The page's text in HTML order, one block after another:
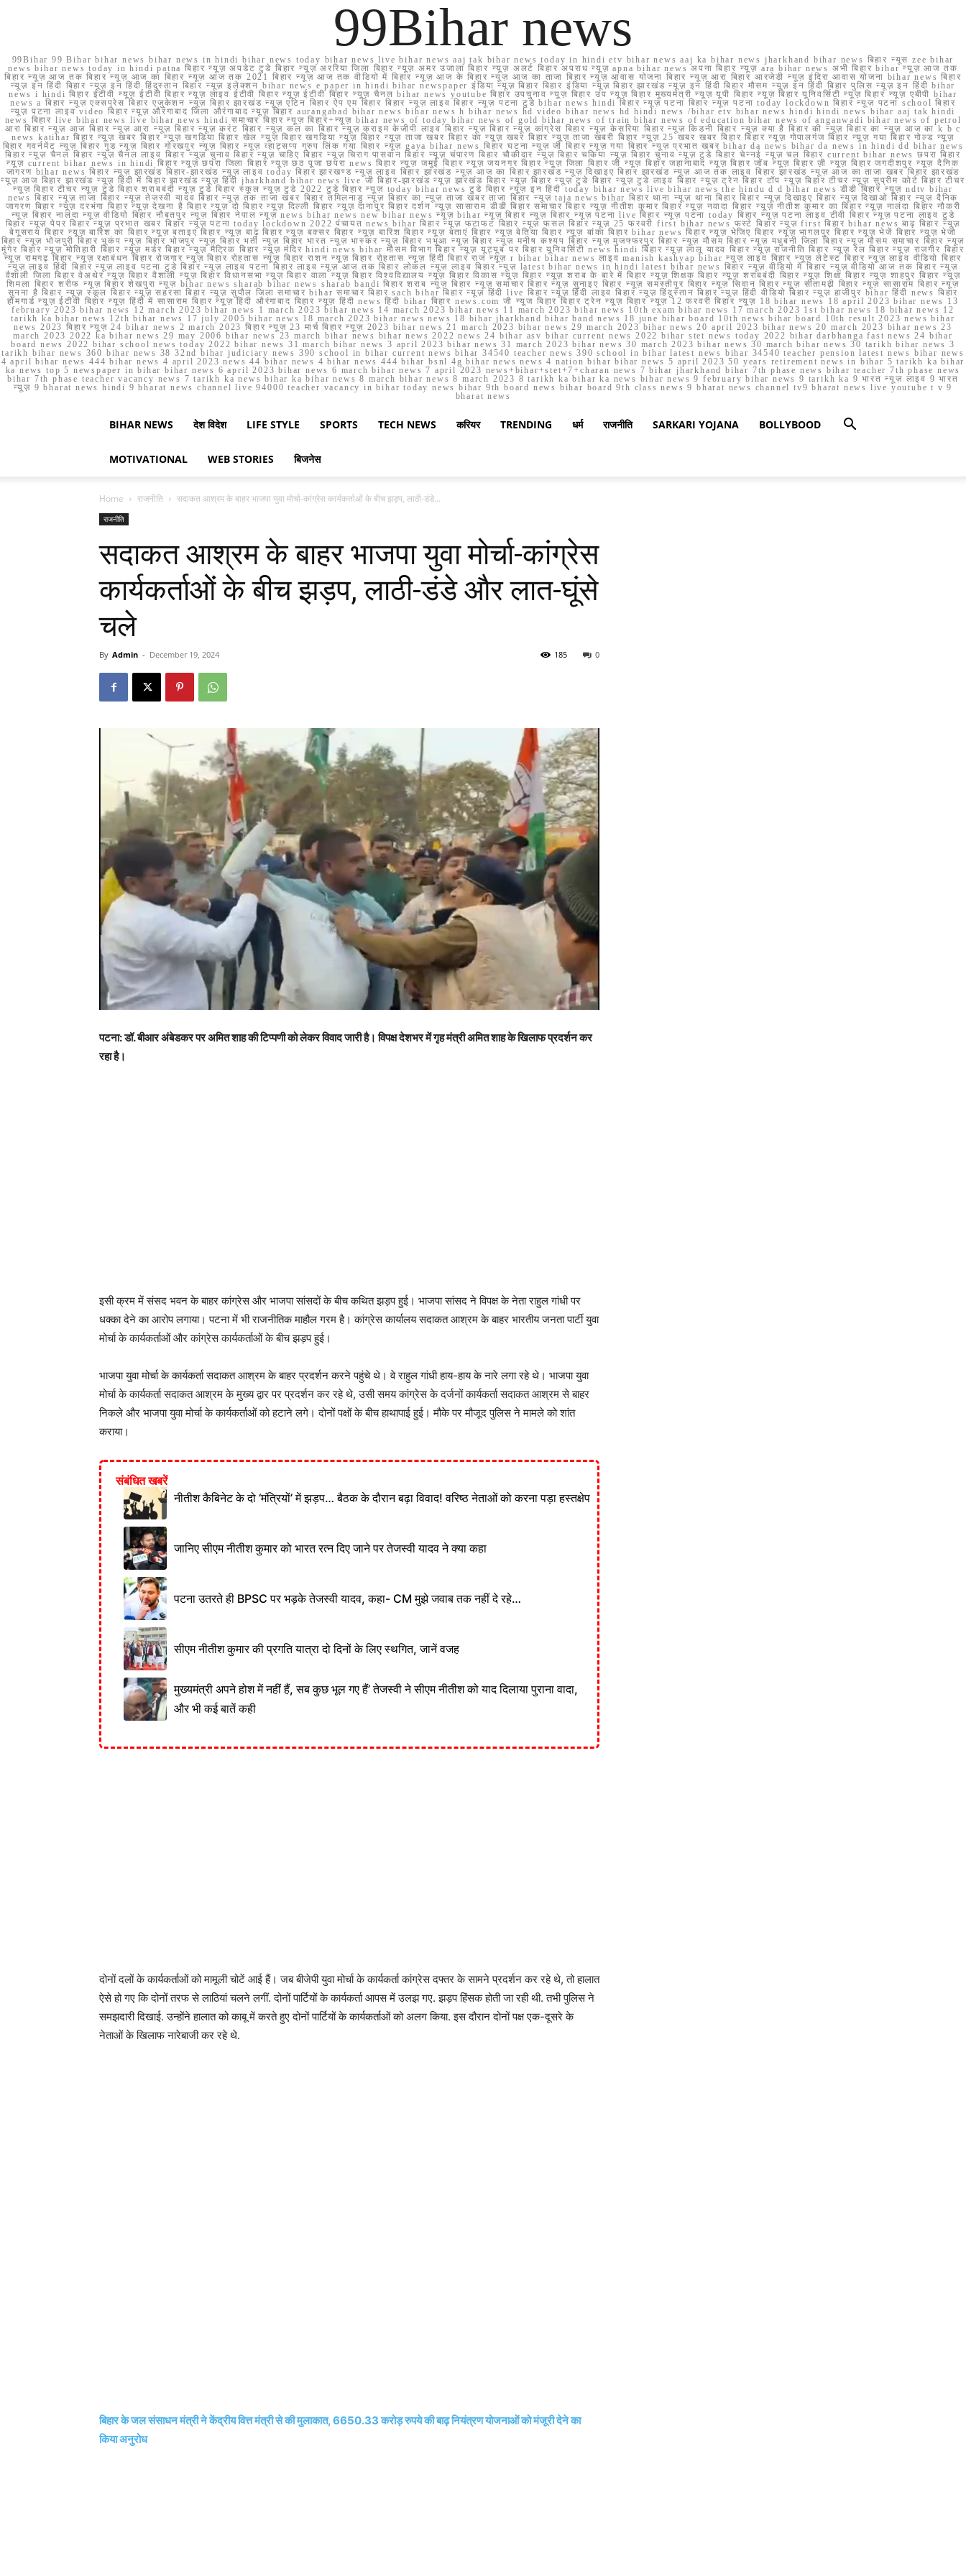
99Bihar news
99Bihar 99 Bihar bihar news bihar news in hindi bihar news today bihar news live bihar news aaj tak bihar news today in hindi etv bihar news aaj ka bihar news jharkhand bihar news बिहार न्यूस zee bihar
news bihar news today in hindi patna बिहार न्यूज़ अपडेट टुडे बिहार न्यूज़ अररिया जिला बिहार न्यूज़ अमर उजाला बिहार न्यूज़ अलर्ट बिहार अपराध न्यूज़ apna bihar news अपना बिहार न्यूज़ ara bihar news अभी बिहार bihar न्यूज़ आज तक
बिहार न्यूज़ आज तक बिहार न्यूज़ आज का बिहार न्यूज़ आज तक 2021 बिहार न्यूज़ आज तक वीडियो में बिहार न्यूज़ आज के बिहार न्यूज़ आज का ताजा बिहार न्यूज़ आवास योजना बिहार न्यूज़ आरा बिहार आरजेडी न्यूज़ इंदिरा आवास योजना bihar news बिहार
न्यूज़ इन हिंदी बिहार न्यूज़ इन हिंदी हिंदुस्तान बिहार न्यूज़ इलेक्शन bihar news e paper in hindi bihar newspaper इंडिया न्यूज़ बिहार बिहार इंडिया न्यूज़ बिहार झारखंड न्यूज़ इन हिंदी बिहार मौसम न्यूज़ इन हिंदी बिहार पुलिस न्यूज़ इन हिंदी bihar
news i hindi बिहार ईटीवी न्यूज़ ईटीवी बिहार न्यूज़ लाइव ईटीवी बिहार न्यूज़ ईटीवी बिहार न्यूज़ चैनल bihar news youtube बिहार उपचुनाव न्यूज़ बिहार उप न्यूज़ बिहार मुख्यमंत्री न्यूज़ यूपी बिहार न्यूज़ बिहार यूनिवर्सिटी न्यूज़ बिहार न्यूज़ एबीपी bihar
news a बिहार न्यूज़ एक्सप्रेस बिहार एजुकेशन न्यूज़ बिहार झारखंड न्यूज़ एटिन बिहार ऐप एम बिहार बिहार न्यूज़ लाइव बिहार न्यूज़ पटना टुडे bihar news hindi बिहार न्यूज़ पटना बिहार न्यूज़ पटना today lockdown बिहार न्यूज़ पटना school बिहार
न्यूज़ पटना लाइव video बिहार न्यूज़ औरंगाबाद जिला औरंगाबाद न्यूज़ बिहार aurangabad bihar news bihar news h bihar news hd video bihar news hd hindi news /bihar etv bihar news hindi hindi news bihar aaj tak hindi
news बिहार live bihar news live bihar news hindi समाचार बिहार न्यूज़ बिहार+न्यूज़ bihar news of today bihar news of gold bihar news of train bihar news of education bihar news of anganwadi bihar news of petrol
आरा बिहार न्यूज़ आज बिहार न्यूज़ आरा न्यूज़ बिहार न्यूज़ करंट बिहार न्यूज़ कल का बिहार न्यूज़ क्राइम केजीपी लाइव बिहार न्यूज़ बिहार न्यूज़ कांग्रेस बिहार न्यूज़ केसरिया बिहार न्यूज़ किडनी बिहार न्यूज़ क्या है बिहार की न्यूज़ बिहार का न्यूज़ आज का k b c
news katihar बिहार न्यूज़ खबर बिहार न्यूज़ खगड़िया बिहार खेल न्यूज़ बिहार खगड़िया न्यूज़ बिहार न्यूज़ ताजा खबर बिहार का न्यूज़ खबर बिहार न्यूज़ ताजा खबरी बिहार न्यूज़ 25 खबर खबर बिहार बिहार न्यूज़ गोपालगंज बिहार न्यूज़ गया बिहार गोल्ड न्यूज़
बिहार गवर्नमेंट न्यूज़ बिहार गुड न्यूज़ बिहार गोरखपुर न्यूज़ बिहार न्यूज़ व्हाट्सप्प ग्रुप लिंक गया बिहार न्यूज़ gaya bihar news बिहार घटना न्यूज़ जी बिहार न्यूज़ गया बिहार न्यूज़ प्रभात खबर bihar da news bihar da news in hindi dd bihar news
बिहार न्यूज़ चैनल बिहार न्यूज़ चैनल लाइव बिहार न्यूज़ चुनाव बिहार न्यूज़ चाहिए बिहार न्यूज़ चिराग पासवान बिहार न्यूज़ चंपारण बिहार चौकीदार न्यूज़ बिहार चकिया न्यूज़ बिहार चुनाव न्यूज़ टुडे बिहार चेन्नई न्यूज़ चल बिहार current bihar news छपरा बिहार
न्यूज़ current bihar news in hindi बिहार न्यूज़ छपरा जिला बिहार न्यूज़ छठ पूजा छपरा news बिहार न्यूज़ जमुई बिहार न्यूज़ जयनगर बिहार न्यूज़ जिला बिहार जी न्यूज़ बिहार जहानाबाद न्यूज़ बिहार जॉब न्यूज़ बिहार ज़ी न्यूज़ बिहार जगदीशपुर न्यूज़ दैनिक
जागरण bihar news बिहार न्यूज़ झारखंड बिहार-झारखंड न्यूज़ लाइव today बिहार झारखण्ड न्यूज़ लाइव बिहार झारखंड न्यूज़ आज का बिहार झारखंड न्यूज़ दिखाइए बिहार झारखंड न्यूज़ आज तक लाइव बिहार झारखंड न्यूज़ आज का ताजा खबर बिहार झारखंड
न्यूज़ आज बिहार झारखंड न्यूज़ हिंदी में बिहार झारखंड न्यूज़ हिंदी jharkhand bihar news live जी बिहार-झारखंड न्यूज़ झारखंड बिहार न्यूज़ बिहार न्यूज़ टुडे बिहार न्यूज़ टुडे लाइव बिहार न्यूज़ ट्रेन बिहार टॉप न्यूज़ बिहार टीचर न्यूज़ सुप्रीम कोर्ट बिहार टीचर
न्यूज़ बिहार टीचर न्यूज़ टुडे बिहार शराबबंदी न्यूज़ टुडे बिहार स्कूल न्यूज़ टुडे 2022 टुडे बिहार न्यूज़ today bihar news टुडे बिहार न्यूज़ इन हिंदी today bihar news live bihar news the hindu d d bihar news डीडी बिहार न्यूज़ ndtv bihar
news बिहार न्यूज़ ताजा बिहार न्यूज़ तेजस्वी यादव बिहार न्यूज़ तक ताजा खबर बिहार तमिलनाडु न्यूज़ बिहार का न्यूज़ ताजा खबर ताजा बिहार न्यूज़ taja news bihar बिहार थाना न्यूज़ थाना बिहार बिहार न्यूज़ दिखाइए बिहार न्यूज़ दिखाओ बिहार न्यूज़ दैनिक
जागरण बिहार न्यूज़ दरभंगा बिहार न्यूज़ देखना है बिहार न्यूज़ दो बिहार न्यूज़ दिल्ली बिहार न्यूज़ दानापुर बिहार दर्शन न्यूज़ सासाराम डीडी बिहार समाचार बिहार न्यूज़ नीतीश कुमार बिहार न्यूज़ नवादा बिहार न्यूज़ नीतीश कुमार का बिहार न्यूज़ नालंदा बिहार नौकरी
न्यूज़ बिहार नालंदा न्यूज़ वीडियो बिहार नौबतपुर न्यूज़ बिहार नेपाल न्यूज़ news bihar news new bihar news न्यूज़ bihar न्यूज़ बिहार न्यूज़ बिहार न्यूज़ पटना live बिहार न्यूज़ पटना today बिहार न्यूज़ पटना लाइव टीवी बिहार न्यूज़ पटना लाइव टुडे
बिहार न्यूज़ पेपर बिहार न्यूज़ प्रभात खबर बिहार न्यूज़ पटना today lockdown 2022 पंचायत news bihar बिहार न्यूज़ फटाफट बिहार न्यूज़ फसल बिहार न्यूज़ 25 फरवरी first bihar news फर्स्ट बिहार न्यूज़ first बिहार bihar news बाढ़ बिहार न्यूज़
बेगूसराय बिहार न्यूज़ बारिश का बिहार न्यूज़ बताइए बिहार न्यूज़ बाढ़ बिहार न्यूज़ बक्सर बिहार न्यूज़ बारिश बिहार न्यूज़ बताएं बिहार न्यूज़ बेतिया बिहार न्यूज़ बांका बिहार bihar news बिहार न्यूज़ भेजिए बिहार न्यूज़ भागलपुर बिहार न्यूज़ भेजें बिहार न्यूज़ भेजो
बिहार न्यूज़ भोजपुरी बिहार भूकंप न्यूज़ बिहार भोजपुर न्यूज़ बिहार भर्ती न्यूज़ बिहार भारत न्यूज़ भास्कर न्यूज़ बिहार भभुआ न्यूज़ बिहार न्यूज़ मनीष कश्यप बिहार न्यूज़ मुजफ्फरपुर बिहार न्यूज़ मौसम बिहार न्यूज़ मधुबनी जिला बिहार न्यूज़ मौसम समाचार बिहार न्यूज़
मुंगेर बिहार न्यूज़ मोतिहारी बिहार न्यूज़ मर्डर बिहार न्यूज़ मैट्रिक बिहार न्यूज़ मंदिर hindi news bihar मौसम विभाग बिहार न्यूज़ यूट्यूब पर बिहार यूनिवर्सिटी news hindi बिहार न्यूज़ लालू यादव बिहार न्यूज़ राजनीति बिहार न्यूज़ रेल बिहार न्यूज़ राजगीर बिहार
न्यूज़ रामगढ़ बिहार न्यूज़ रक्षाबंधन बिहार रोजगार न्यूज़ बिहार रोहतास न्यूज़ बिहार राशन न्यूज़ बिहार रोहतास न्यूज़ हिंदी बिहार राज न्यूज़ r bihar bihar news लाइव manish kashyap bihar न्यूज़ लाइव बिहार न्यूज़ लेटेस्ट बिहार न्यूज़ लाइव वीडियो बिहार
न्यूज़ लाइव हिंदी बिहार न्यूज़ लाइव पटना टुडे बिहार न्यूज़ लाइव पटना बिहार लाइव न्यूज़ आज तक बिहार लोकल न्यूज़ लाइव बिहार न्यूज़ latest bihar news in hindi latest bihar news बिहार न्यूज़ वीडियो में बिहार न्यूज़ वीडियो आज तक बिहार न्यूज़
वैशाली जिला बिहार वेअथेर न्यूज़ बिहार वैशाली न्यूज़ बिहार विधानसभा न्यूज़ बिहार वाला न्यूज़ बिहार विश्वविद्यालय न्यूज़ बिहार विकास न्यूज़ बिहार न्यूज़ शराब के बारे में बिहार न्यूज़ शिक्षक बिहार न्यूज़ शराबबंदी बिहार न्यूज़ शिक्षा बिहार न्यूज़ शाहपुर बिहार न्यूज़
शिमला बिहार शरीफ न्यूज़ बिहार शेखपुरा न्यूज़ bihar news sharab bihar news sharab bandi बिहार शराब न्यूज़ बिहार न्यूज़ समाचार बिहार न्यूज़ सुनाइए बिहार न्यूज़ समस्तीपुर बिहार न्यूज़ सिवान बिहार न्यूज़ सीतामढ़ी बिहार न्यूज़ सासाराम बिहार न्यूज़
सुनना है बिहार न्यूज़ स्कूल बिहार न्यूज़ सहरसा बिहार न्यूज़ सुपौल जिला समाचार bihar समाचार बिहार sach bihar बिहार न्यूज़ हिंदी live बिहार न्यूज़ हिंदी लाइव बिहार न्यूज़ हिंदुस्तान बिहार न्यूज़ हिंदी वीडियो बिहार न्यूज़ हाजीपुर bihar हिंदी news बिहार
होमगार्ड न्यूज़ ईटीवी बिहार न्यूज़ हिंदी में सासाराम बिहार न्यूज़ हिंदी औरंगाबाद बिहार न्यूज़ हिंदी news हिंदी bihar बिहार news.com जी न्यूज बिहार बिहार ट्रेन न्यूज़ बिहार न्यूज़ 12 फरवरी बिहार न्यूज़ 18 bihar news 18 april 2023 bihar news 13
february 2023 bihar news 12 march 2023 bihar news 1 march 2023 bihar news 14 march 2023 bihar news 11 march 2023 bihar news 10th exam bihar news 17 march 2023 1st bihar news 18 bihar news 12
tarikh ka bihar news 12th bihar news 17 july 2005 bihar news 18 march 2023 bihar news news 18 bihar jharkhand bihar band news 18 june bihar board 10th news bihar board 10th result 2023 news bihar
news 2023 बिहार न्यूज़ 24 bihar news 2 march 2023 बिहार न्यूज़ 23 मार्च बिहार न्यूज़ 2023 bihar news 21 march 2023 bihar news 29 march 2023 bihar news 20 april 2023 bihar news 20 march 2023 bihar news 23
march 2023 2022 ka bihar news 29 may 2006 bihar news 23 march bihar news bihar news 2022 news 24 bihar asv bihar current news 2022 bihar stet news today 2022 bihar darbhanga fast news 24 bihar
board news 2022 bihar school news today 2022 bihar news 31 march bihar news 3 april 2023 bihar news 31 march 2023 bihar news 30 march 2023 bihar news 30 march bihar news 30 tarikh bihar news 3
tarikh bihar news 360 bihar news 38 32nd bihar judiciary news 390 school in bihar current news bihar 34540 teacher news 390 school in bihar latest news bihar 34540 teacher pension latest news bihar news
4 april bihar news 444 bihar news 4 april 2023 news 44 bihar news 4 bihar news 444 bihar bsnl 4g bihar news news 4 nation bihar bihar news 5 april 2023 50 years retirement news in bihar 5 tarikh ka bihar
ka news top 5 newspaper in bihar bihar news 6 april 2023 bihar news 6 march bihar news 7 april 2023 news+bihar+stet+7+charan news 7 bihar jharkhand bihar 7th phase news bihar teacher 7th phase news
bihar 7th phase teacher vacancy news 7 tarikh ka news bihar ka bihar news 8 march bihar news 8 march 2023 8 tarikh ka bihar ka news bihar news 9 february bihar news 9 tarikh ka 9 भारत न्यूज़ लाइव 9 भारत
न्यूज़ 9 bharat news hindi 9 bharat news channel live 94000 teacher vacancy in bihar today news bihar 9th board news bihar board 9th class news 9 bharat news channel tv9 bharat news live youtube t v 9
bharat news
BIHAR NEWS देश विदेश LIFE STYLE SPORTS TECH NEWS करियर TRENDING धर्म राजनीति SARKARI YOJANA BOLLYBOOD
MOTIVATIONAL WEB STORIES बिजनेस
Home राजनीति सदाकत आश्रम के बाहर भाजपा युवा मोर्चा-कांग्रेस कार्यकर्ताओं के बीच झड़प, लाठी-डंडे...
राजनीति
सदाकत आश्रम के बाहर भाजपा युवा मोर्चा-कांग्रेस
कार्यकर्ताओं के बीच झड़प, लाठी-डंडे और लात-घूंसे
चले
By Admin - December 19, 2024 0
185
पटना: डॉ. बीआर अंबेडकर पर अमित शाह की टिप्पणी को लेकर विवाद जारी है। विपक्ष देशभर में गृह मंत्री अमित शाह के खिलाफ प्रदर्शन कर
रहा है।
इसी क्रम में संसद भवन के बाहर कांग्रेस और भाजपा सांसदों के बीच कथित झड़प हुई। भाजपा सांसद ने विपक्ष के नेता राहुल गांधी पर
धक्का देने का आरोप लगाया। पटना में भी राजनीतिक माहौल गरम है। कांग्रेस कार्यालय सदाकत आश्रम के बाहर भारतीय जनता पार्टी युवा
मोर्चा के कार्यकर्ताओं और कांग्रेस कार्यकर्ताओं के बीच झड़प हुई।
भाजपा युवा मोर्चा के कार्यकर्ता सदाकत आश्रम के बाहर प्रदर्शन करने पहुंचे थे। वे राहुल गांधी हाय-हाय के नारे लगा रहे थे। भाजपा युवा
मोर्चा के कार्यकर्ता सदाकत आश्रम के मुख्य द्वार पर प्रदर्शन कर रहे थे, उसी समय कांग्रेस के दर्जनों कार्यकर्ता सदाकत आश्रम से बाहर
निकले और भाजपा युवा मोर्चा के कार्यकर्ताओं को हटाने लगे। दोनों पक्षों के बीच हाथापाई हुई। मौके पर मौजूद पुलिस ने मामले को शांत
कराया।
संबंधित खबरें
नीतीश कैबिनेट के दो ‘मंत्रियों’ में झड़प… बैठक के दौरान बढ़ा विवाद! वरिष्ठ नेताओं को करना पड़ा हस्तक्षेप
जानिए सीएम नीतीश कुमार को भारत रत्न दिए जाने पर तेजस्वी यादव ने क्या कहा
पटना उतरते ही BPSC पर भड़के तेजस्वी यादव, कहा- CM मुझे जवाब तक नहीं दे रहे…
सीएम नीतीश कुमार की प्रगति यात्रा दो दिनों के लिए स्थगित, जानें वजह
मुख्यमंत्री अपने होश में नहीं हैं, सब कुछ भूल गए हैं’ तेजस्वी ने सीएम नीतीश को याद दिलाया पुराना वादा,
और भी कई बातें कही
दोनों दलों के कार्यकर्ताओं को मामूली चोटें आई हैं। जब बीजेपी युवा मोर्चा के कार्यकर्ता कांग्रेस दफ्तर के सामने प्रदर्शन कर रहे थे, तो हालात
ऐसे हो गए कि दोनों तरफ से लाठियां चलने लगीं. दोनों पार्टियों के कार्यकर्ता आपस में उलझ गए. झड़प हिंसक होती जा रही थी. तभी पुलिस ने
समझदारी दिखाई. उन्होंने हालात को काबू में करते हुए दोनों पार्टियों के कार्यकर्ताओं को अलग किया. इस दौरान दोनों पक्ष एक-दूसरे के
नेताओं के खिलाफ नारेबाजी कर रहे थे.
बिहार के जल संसाधन मंत्री ने केंद्रीय वित्त मंत्री से की मुलाकात, 6650.33 करोड़ रुपये की बाढ़ नियंत्रण योजनाओं को मंजूरी देने का
किया अनुरोध